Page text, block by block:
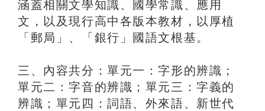
涵蓋相關文學知識、國學常識、應用
文，以及現行高中各版本教材，以厚植
「郵局」、「銀行」國語文根基。
三、內容共分：單元一：字形的辨識；
單元二：字音的辨識；單元三：字義的
辨識；單元四：詞語、外來語、新世代